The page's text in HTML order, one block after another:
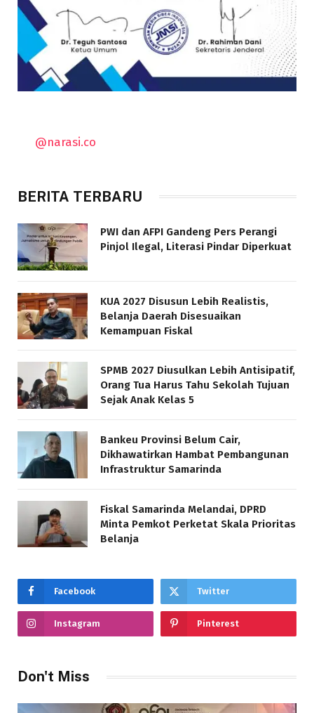
@narasi.co
BERITA TERBARU
PWI dan AFPI Gandeng Pers Perangi
Pinjol Ilegal, Literasi Pindar Diperkuat
KUA 2027 Disusun Lebih Realistis,
Belanja Daerah Disesuaikan
Kemampuan Fiskal
SPMB 2027 Diusulkan Lebih Antisipatif,
Orang Tua Harus Tahu Sekolah Tujuan
Sejak Anak Kelas 5
Bankeu Provinsi Belum Cair,
Dikhawatirkan Hambat Pembangunan
Infrastruktur Samarinda
Fiskal Samarinda Melandai, DPRD
Minta Pemkot Perketat Skala Prioritas
Belanja
Facebook Twitter
Instagram Pinterest
Don't Miss